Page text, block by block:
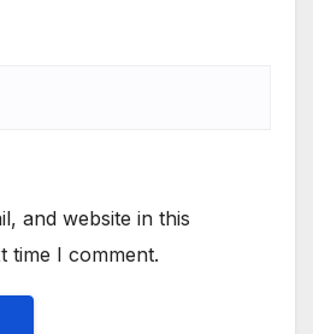
and website in this
time I comment.